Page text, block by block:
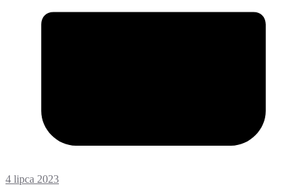
4 lipca 2023